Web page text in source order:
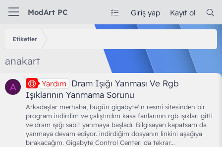
ModArt PC Giriş yap Kayıt ol
Etiketler
anakart
A Yardım
Dram Işığı Yanması Ve Rgb
Işıklarının Yanmama Sorunu
Arkadaşlar merhaba, bugün gigabyte'ın resmi sitesinden bir
program indirdim ve çalıştırdım kasa fanlarının rgb ışıkları gitti
ve dram ışığı sabit yanmaya başladı. Bilgisayarı kapatsam da
yanmaya devam ediyor. indirdiğim dosyanın linkini aşağıya
bırakacağım. Gigabyte Control Centerı da tekrar...